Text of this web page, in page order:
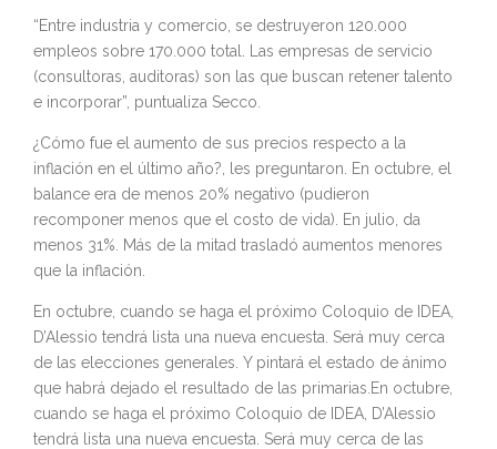
“Entre industria y comercio, se destruyeron 120.000
empleos sobre 170.000 total. Las empresas de servicio
(consultoras, auditoras) son las que buscan retener talento
e incorporar”, puntualiza Secco.
¿Cómo fue el aumento de sus precios respecto a la
inflación en el último año?, les preguntaron. En octubre, el
balance era de menos 20% negativo (pudieron
recomponer menos que el costo de vida). En julio, da
menos 31%. Más de la mitad trasladó aumentos menores
que la inflación.
En octubre, cuando se haga el próximo Coloquio de IDEA,
D’Alessio tendrá lista una nueva encuesta. Será muy cerca
de las elecciones generales. Y pintará el estado de ánimo
que habrá dejado el resultado de las primarias.En octubre,
cuando se haga el próximo Coloquio de IDEA, D’Alessio
tendrá lista una nueva encuesta. Será muy cerca de las